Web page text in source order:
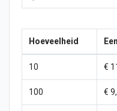
Hoeveelheid
10 €
100 €